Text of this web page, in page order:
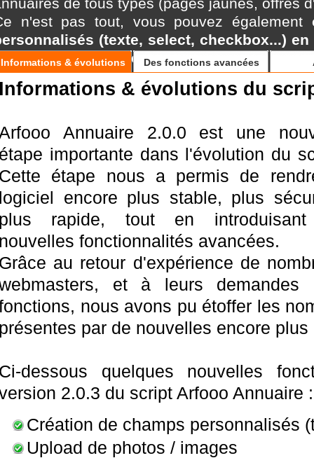
n'est pas tout, vous pouvez également
(texte, select, checkbox...)
annuaire unique.
Annuaire est développé avec les
/ Ajax (jQuery) et utilise l'encodage
script d'annuaire est
développé et pensé
naturel (SEO) et intègre une
spécialement dédiées pour vous
de votre annuaire dans les
anti duplication de contenu,
champ (titre html, meta description,
le, testez-le, et adoptez-le
de webmasters dans le monde .
Informations & évolutions Des fonctions avancées
& évolutions du
Annuaire 2.0.0 est une
importante dans l'évolution du
étape nous a permis de
encore plus stable, plus
rapide, tout en
fonctionnalités avancées.
au retour d'expérience de
et à leurs demandes
nous avons pu étoffer les
par de nouvelles encore
dessous quelques nouvelles
2.0.3 du script Arfooo Annuaire :
Création de champs personnalisés
Upload de photos / images